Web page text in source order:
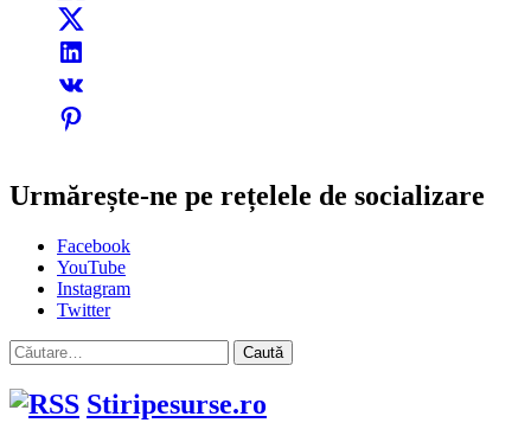
Urmărește-ne pe rețelele de socializare
Facebook
YouTube
Instagram
Twitter
Caută
după:
Stiripesurse.ro